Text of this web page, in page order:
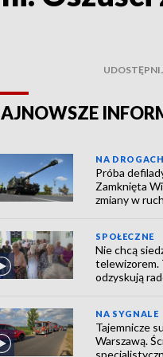
NA DROGACH
Próba
Zamknięta
zmiany w
SPOŁECZNE
Nie chcą
telewizorem.
odzyskują
NA SYGNALE
Tajemnicze
Warszawą.